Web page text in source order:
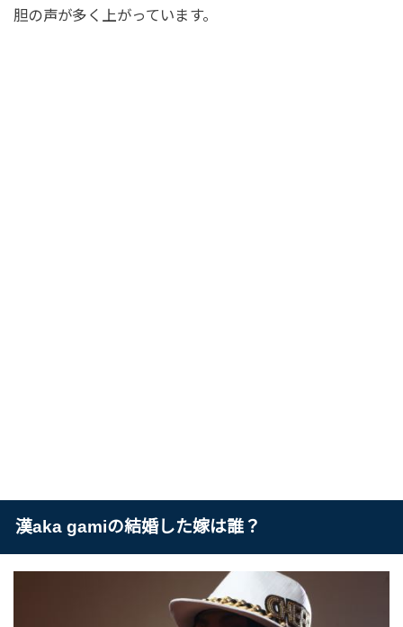
胆の声が多く上がっています。
漢aka gamiの結婚した嫁は誰？